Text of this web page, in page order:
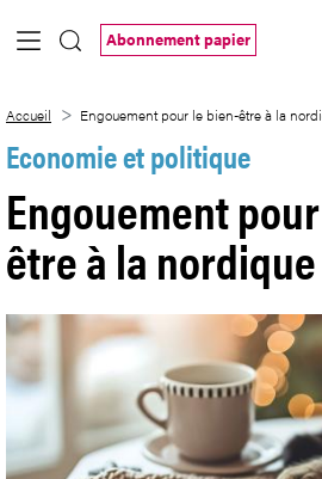
Saut au contenu principal
Abonnement papier
Accueil Engouement pour le bien-être à la
Economie et politique
Engouement
être à la nordique